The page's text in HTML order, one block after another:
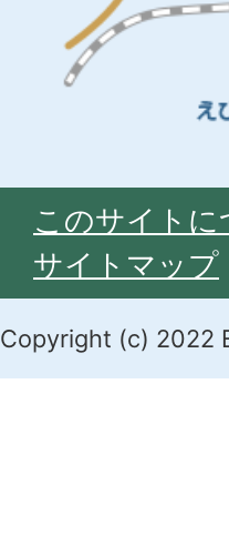
このサイトに
サイトマップ
Copyright (c) 2022